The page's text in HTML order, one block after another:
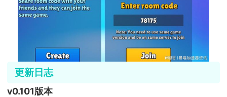
更新日志
v0.101版本